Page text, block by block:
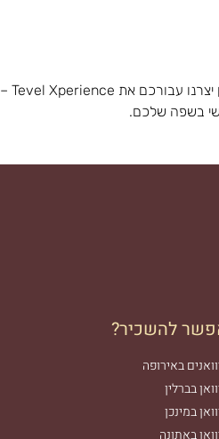
אנחנו ב־Tevel Campers מאמינים שלמטייל הישראלי מגיע יותר – יותר חופש, יותר שלווה, יותר חוויות. לכן יצרנו עבורכם את Tevel Xperience –
בשפה שלכם.
להשכיר?
באירופה
בברלין
במינכן
באתונה